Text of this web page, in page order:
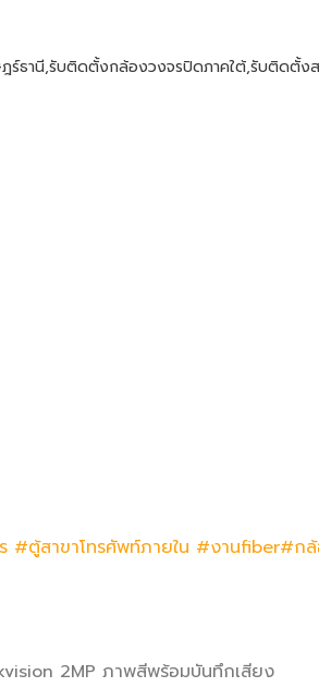
ร์ธานี,รับติดตั้งกล้องวงจรปิดภาคใต้,รับติดตั้ง
#ตู้สาขาโทรศัพท์ภายใน #งานfiber#กล้
2MP ภาพสีพร้อมบันทึกเสียง